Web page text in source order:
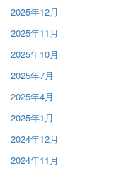
2025年12月
2025年11月
2025年10月
2025年7月
2025年4月
2025年1月
2024年12月
2024年11月